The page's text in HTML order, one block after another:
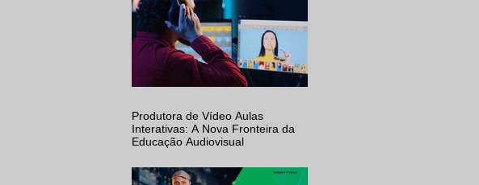
Produtora de Vídeo Aulas
Interativas: A Nova Fronteira da
Educação Audiovisual